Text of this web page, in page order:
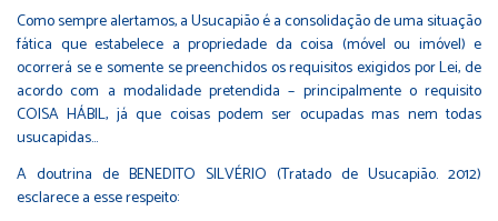
Como sempre alertamos, a Usucapião é a consolidação de uma situação
fática que estabelece a propriedade da coisa (móvel ou imóvel) e
ocorrerá se e somente se preenchidos os requisitos exigidos por Lei, de
acordo com a modalidade pretendida – principalmente o requisito
COISA HÁBIL, já que coisas podem ser ocupadas mas nem todas
usucapidas…⁣
A doutrina de BENEDITO SILVÉRIO (Tratado de Usucapião. 2012)
esclarece a esse respeito:⁣